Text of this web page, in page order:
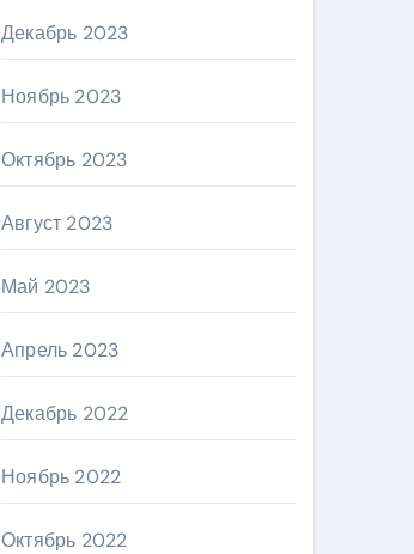
Декабрь 2023
Ноябрь 2023
Октябрь 2023
Август 2023
Май 2023
Апрель 2023
Декабрь 2022
Ноябрь 2022
Октябрь 2022